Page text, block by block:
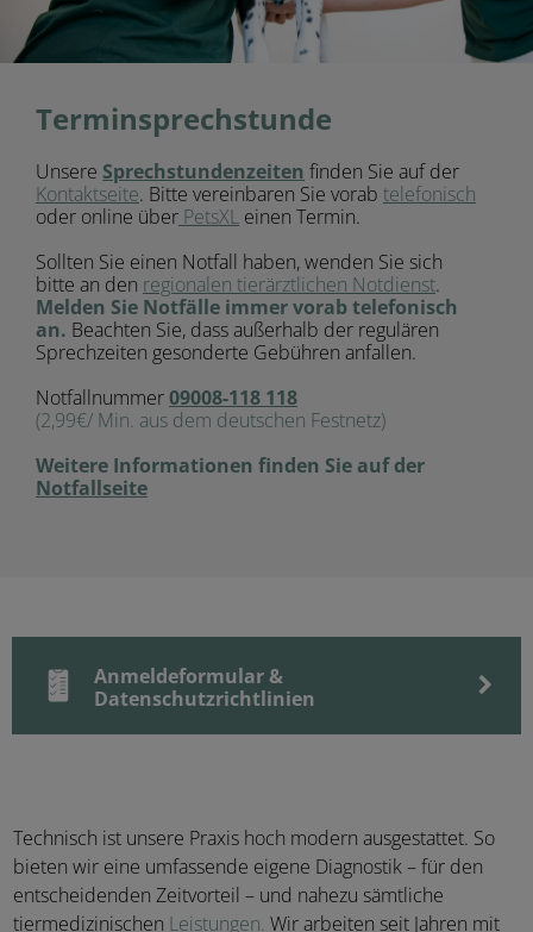
Terminsprechstunde
Unsere Sprechstundenzeiten finden Sie auf der
Kontaktseite. Bitte vereinbaren Sie vorab telefonisch
oder online über PetsXL einen Termin.
Sollten Sie einen Notfall haben, wenden Sie sich
bitte an den regionalen tierärztlichen Notdienst.
Melden Sie Notfälle immer vorab telefonisch
an. Beachten Sie, dass außerhalb der regulären
Sprechzeiten gesonderte Gebühren anfallen.
Notfallnummer 09008-118 118
(2,99€/ Min. aus dem deutschen Festnetz)
Weitere Informationen finden Sie auf der
Notfallseite
Anmeldeformular &
Datenschutzrichtlinien
Technisch ist unsere Praxis hoch modern ausgestattet. So
bieten wir eine umfassende eigene Diagnostik – für den
entscheidenden Zeitvorteil – und nahezu sämtliche
tiermedizinischen Leistungen. Wir arbeiten seit Jahren mit